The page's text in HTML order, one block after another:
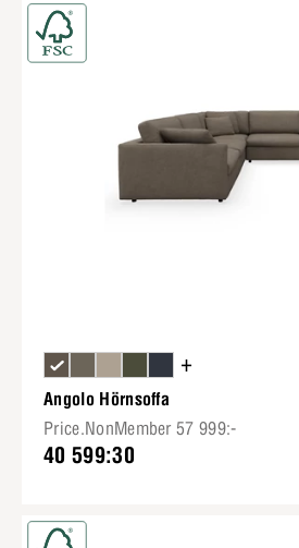
+
Angolo Hörnsoffa
Price.NonMember 57 999:-
40 599:30